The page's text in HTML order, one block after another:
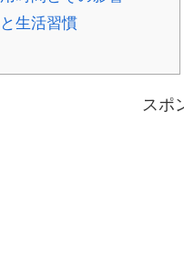
生活習慣
スポ